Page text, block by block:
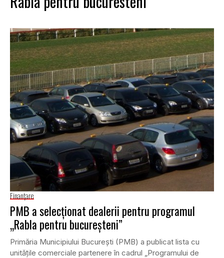
Finanţare
PMB a selecţionat dealerii pentru programul
„Rabla pentru bucureşteni”
Primăria Municipiului Bucureşti (PMB) a publicat lista cu
unităţile comerciale partenere în cadrul „Programului de